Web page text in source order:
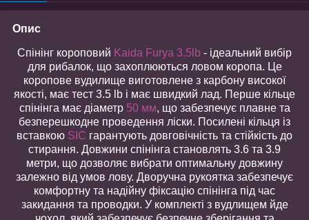
Опис
Спінінг короповий Kaida Furya 3.5lb - ідеальний вибір
для рибалок, що захоплюються ловом коропа. Це
коропове вудилище виготовлене з карбону високої
якості, має тест 3.5 lb і має швидкий лад. Перше кільце
спінінга має діаметр 50 мм, що забезпечує плавне та
безперешкодне проведення ліски. Посилені кільця із
вставкою SIC гарантують довговічність та стійкість до
стирання. Довжини спінінга становлять 3.6 та 3.9
метри, що дозволяє вибрати оптимальну довжину
залежно від умов лову. Дворучна рукоятка забезпечує
комфортну та надійну фіксацію спінінга під час
закидання та проводки. У комплекті з вудлищем йде